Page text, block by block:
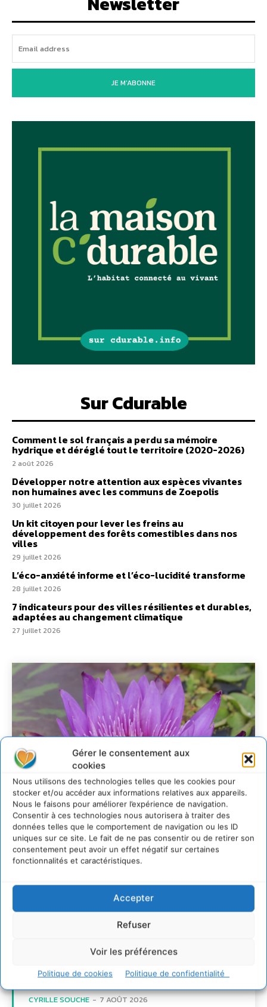
Gérer le consentement aux
cookies
Nous utilisons des technologies telles que les cookies pour
stocker et/ou accéder aux informations relatives aux appareils.
Nous le faisons pour améliorer l’expérience de navigation.
Consentir à ces technologies nous autorisera à traiter des
données telles que le comportement de navigation ou les ID
uniques sur ce site. Le fait de ne pas consentir ou de retirer son
consentement peut avoir un effet négatif sur certaines
fonctionnalités et caractéristiques.
Accepter
Refuser
Voir les préférences
Politique de cookies Politique de confidentialité
JE M'ABONNE
Sur Cdurable
Comment le sol français a perdu sa mémoire
hydrique et déréglé tout le territoire (2020-2026)
2 août 2026
Développer notre attention aux espèces vivantes
non humaines avec les communs de Zoepolis
30 juillet 2026
Un kit citoyen pour lever les freins au
développement des forêts comestibles dans nos
villes
29 juillet 2026
L’éco-anxiété informe et l’éco-lucidité transforme
28 juillet 2026
7 indicateurs pour des villes résilientes et durables,
adaptées au changement climatique
27 juillet 2026
Transformer les
territoires par le
dialogue et la
coopération avec un
d’Accompagnement des
Transitions
CYRILLE SOUCHE - 7 AOÛT 2026